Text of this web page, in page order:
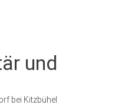
und
bei Kitzbühel